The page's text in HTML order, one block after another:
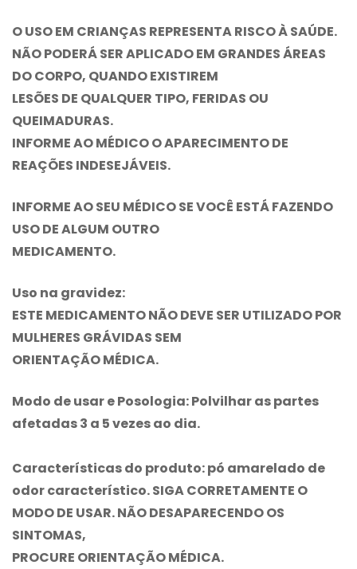
O USO EM CRIANÇAS REPRESENTA RISCO À SAÚDE.
NÃO PODERÁ SER APLICADO EM GRANDES ÁREAS
DO CORPO, QUANDO EXISTIREM
LESÕES DE QUALQUER TIPO, FERIDAS OU
QUEIMADURAS.
INFORME AO MÉDICO O APARECIMENTO DE
REAÇÕES INDESEJÁVEIS.
INFORME AO SEU MÉDICO SE VOCÊ ESTÁ FAZENDO
USO DE ALGUM OUTRO
MEDICAMENTO.
Uso na gravidez:
ESTE MEDICAMENTO NÃO DEVE SER UTILIZADO POR
MULHERES GRÁVIDAS SEM
ORIENTAÇÃO MÉDICA.
Modo de usar e Posologia:Polvilhar as partes
afetadas 3 a 5 vezes ao dia.
Características do produto:pó amarelado de
odor característico. SIGA CORRETAMENTE O
MODO DE USAR. NÃO DESAPARECENDO OS
SINTOMAS,
PROCURE ORIENTAÇÃO MÉDICA.